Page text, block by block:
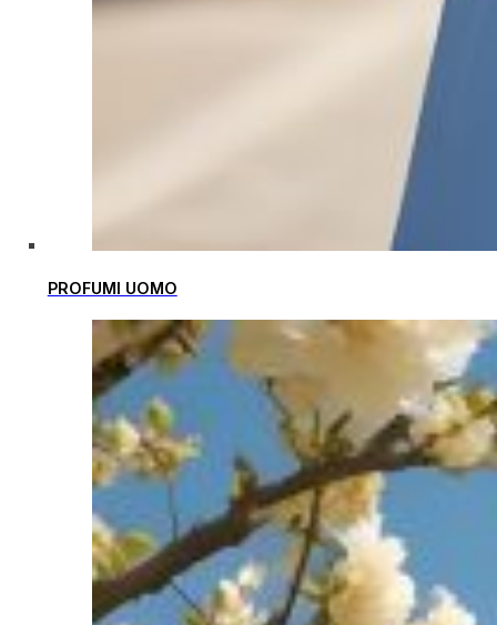
PROFUMI UOMO